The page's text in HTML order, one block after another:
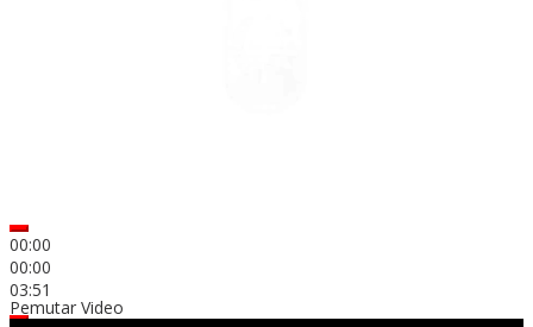
00:00
00:00
03:51
Pemutar Video